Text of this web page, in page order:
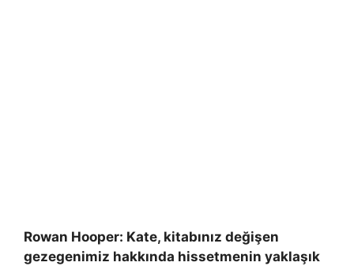
Rowan Hooper: Kate, kitabınız değişen
gezegenimiz hakkında hissetmenin yaklaşık